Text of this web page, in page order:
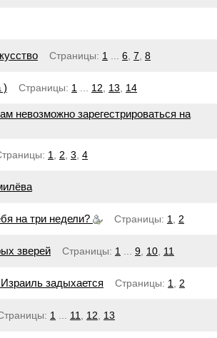
Страницы: 1 6 7 8
) Страницы: 1 12 13 14
невозможно зарегестрироваться на
1 2 3 4
на три недели? Страницы: 1 2
зверей Страницы: 1 9 10 11
задыхается Страницы: 1 2
1 11 12 13